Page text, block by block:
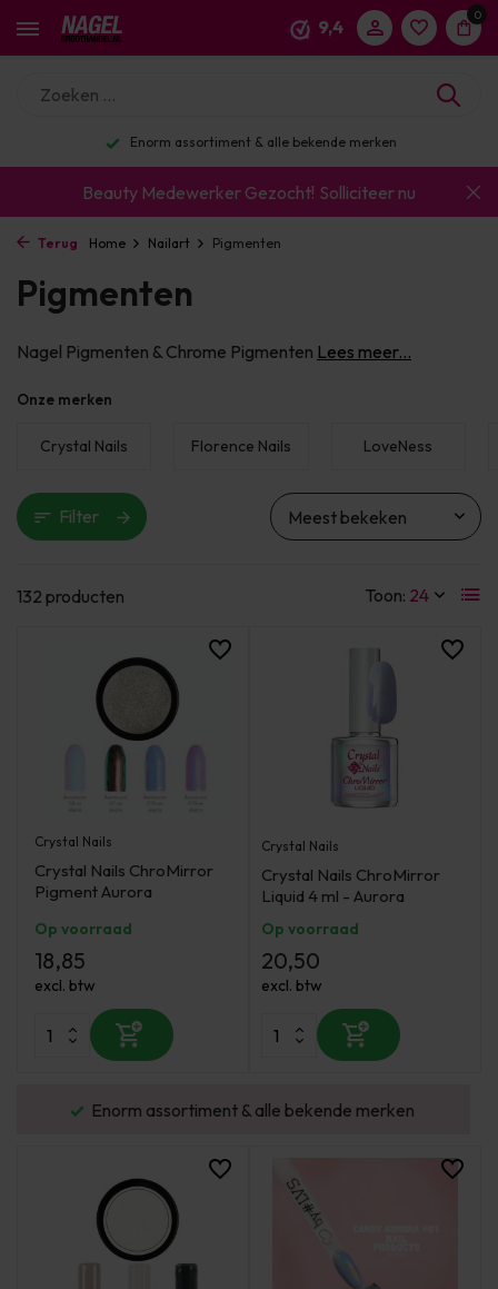
9,4
0
Enorm assortiment & alle bekende merken
Beauty Medewerker Gezocht! Solliciteer nu
Terug Home Nailart Pigmenten
Pigmenten
Nagel Pigmenten & Chrome Pigmenten Lees meer...
Onze merken
Crystal Nails Florence Nails LoveNess
Filter
132 producten Toon:
Crystal Nails
Crystal Nails ChroMirror
Pigment Aurora
Op voorraad
18,85
excl. btw
Crystal Nails
Crystal Nails ChroMirror
Liquid 4 ml - Aurora
Op voorraad
20,50
excl. btw
Gratis verzending v.a. €100 excl. BTW